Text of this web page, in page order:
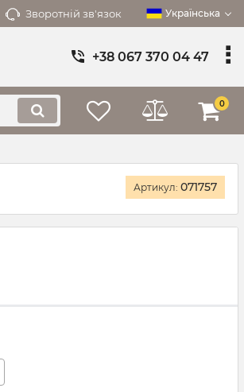
Зворотній зв'язок Українська
+38 067 370 04 47
0
Артикул: 071757